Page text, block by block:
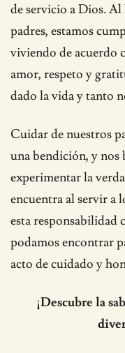
de servicio a Dios.
padres, estamos
viviendo de acuerdo
amor, respeto y
dado la vida y tanto
Cuidar de nuestros
una bendición, y
experimentar la
encuentra al servir a
esta responsabilidad
podamos encontrar
acto de cuidado y
¡Descubre la